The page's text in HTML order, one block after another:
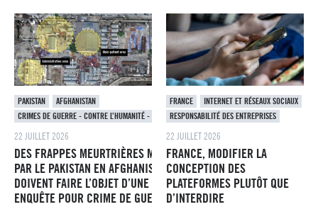
PAKISTAN
AFGHANISTAN
CRIMES DE GUERRE - CONTRE L’HUMANITÉ - GÉNOCIDE
22 JUILLET 2026
DES FRAPPES MEURTRIÈRES MENÉES
PAR LE PAKISTAN EN AFGHANISTAN
DOIVENT FAIRE L’OBJET D’UNE
ENQUÊTE POUR CRIME DE GUERRE
FRANCE
INTERNET ET RÉSEAUX SOCIAUX
RESPONSABILITÉ DES ENTREPRISES
22 JUILLET 2026
FRANCE, MODIFIER LA
CONCEPTION DES
PLATEFORMES PLUTÔT QUE
D’INTERDIRE